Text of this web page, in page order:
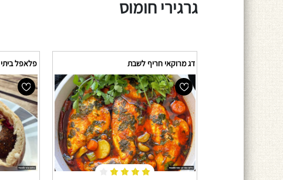
גרגירי חומוס
דג מרוקאי חריף לשבת פלאפל ביתי